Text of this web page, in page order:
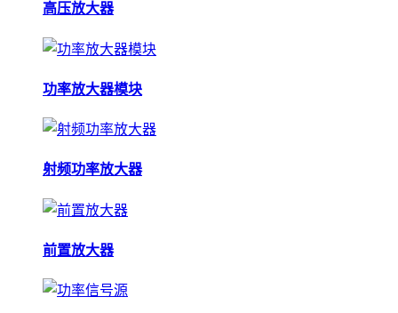
高压放大器
功率放大器模块
射频功率放大器
前置放大器